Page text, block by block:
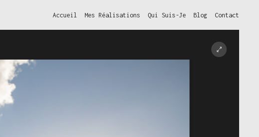
Accueil Mes Réalisations Qui Suis-Je Blog Contact